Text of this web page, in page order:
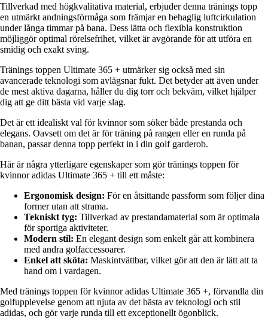
Tillverkad med högkvalitativa material, erbjuder denna tränings topp
en utmärkt andningsförmåga som främjar en behaglig luftcirkulation
under långa timmar på bana. Dess lätta och flexibla konstruktion
möjliggör optimal rörelsefrihet, vilket är avgörande för att utföra en
smidig och exakt sving.
Tränings toppen Ultimate 365 + utmärker sig också med sin
avancerade teknologi som avlägsnar fukt. Det betyder att även under
de mest aktiva dagarna, håller du dig torr och bekväm, vilket hjälper
dig att ge ditt bästa vid varje slag.
Det är ett idealiskt val för kvinnor som söker både prestanda och
elegans. Oavsett om det är för träning på rangen eller en runda på
banan, passar denna topp perfekt in i din golf garderob.
Här är några ytterligare egenskaper som gör tränings toppen för
kvinnor adidas Ultimate 365 + till ett måste:
Ergonomisk design: För en åtsittande passform som följer dina
former utan att strama.
Tekniskt tyg: Tillverkad av prestandamaterial som är optimala
för sportiga aktiviteter.
Modern stil: En elegant design som enkelt går att kombinera
med andra golfaccessoarer.
Enkel att sköta: Maskintvättbar, vilket gör att den är lätt att ta
hand om i vardagen.
Med tränings toppen för kvinnor adidas Ultimate 365 +, förvandla din
golfupplevelse genom att njuta av det bästa av teknologi och stil
adidas, och gör varje runda till ett exceptionellt ögonblick.